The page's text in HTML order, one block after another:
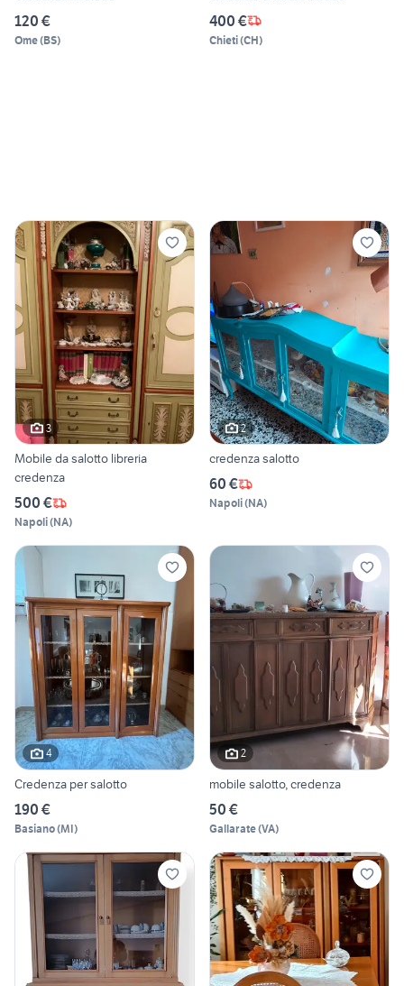
120 €
Ome(BS)
400 €
Chieti(CH)
3
Mobile da salotto libreria
credenza
500 €
Napoli(NA)
2
credenza salotto
60 €
Napoli(NA)
4
Credenza per salotto
190 €
Basiano(MI)
2
mobile salotto, credenza
50 €
Gallarate(VA)